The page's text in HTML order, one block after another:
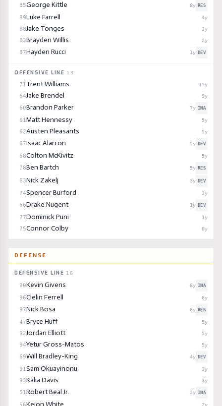
85George Kittle 8y RES
89Luke Farrell 4y
88Jake Tonges 3y
82Brayden Willis 2y
87Hayden Rucci 1y DEV
OFFENSIVE LINE 13
71Trent Williams 15y
64Jake Brendel 9y
60Brandon Parker 7y INA
61Matt Hennessy 5y
62Austen Pleasants 5y
67Isaac Alarcon 5y DEV
68Colton McKivitz 5y
78Ben Bartch 5y RES
63Nick Zakelj 3y DEV
74Spencer Burford 3y
66Drake Nugent 1y DEV
77Dominick Puni 1y
75Connor Colby 0y
DEFENSE
DEFENSIVE LINE 16
90Kevin Givens 6y INA
96Clelin Ferrell 6y
97Nick Bosa 6y RES
47Bryce Huff 5y
92Jordan Elliott 5y
94Yetur Gross-Matos 5y
69Will Bradley-King 4y DEV
91Sam Okuayinonu 3y
93Kalia Davis 3y
51Robert Beal Jr. 2y INA
Keion White 2y